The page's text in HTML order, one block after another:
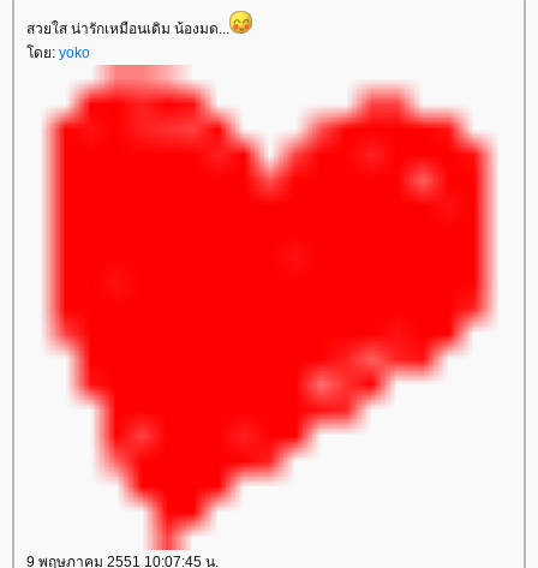
สวยใส น่ารักเหมือนเดิม น้องมด...
ดย: yoko
9 พฤษภาคม 2551 10:07:45 น.